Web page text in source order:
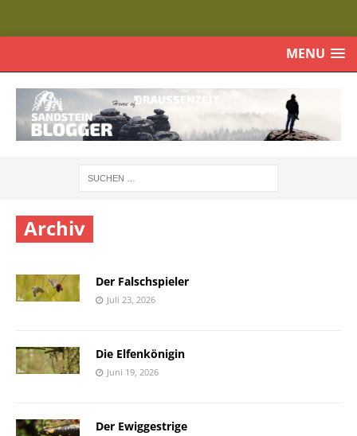
MENU
Archiv
Der Falschspieler
Juli 23, 2026
Die Elfenkönigin
Juni 19, 2026
Der Ewiggestrige